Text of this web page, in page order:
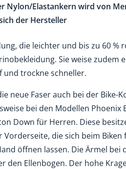
Nylon/Elastankern wird von
der Hersteller
die leichter und bis zu 60 %
Sie weise zudem
und trockne schneller.
neue Faser auch bei der Bike-
bei den Modellen
Down für Herren. Diese
Vorderseite, die sich beim
öffnen lassen. Die Ärmel bei
den Ellenbogen. Der hohe